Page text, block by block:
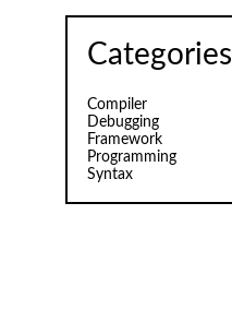
Categories
Compiler
Debugging
Framework
Programming
Syntax